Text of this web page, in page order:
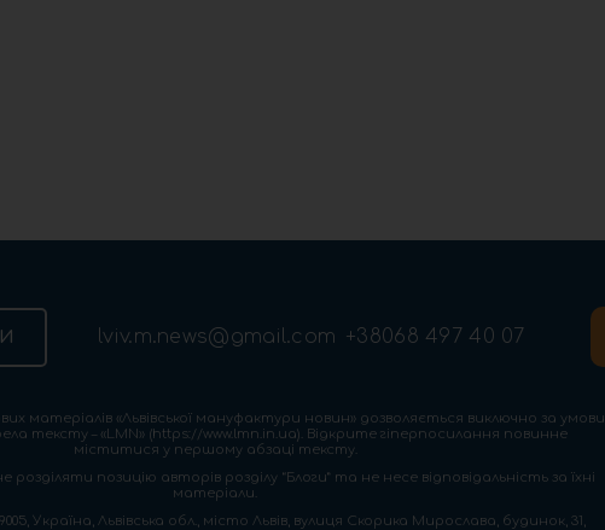
lviv.m.news@gmail.com +38068 497 40 07
матеріалів «Львівської мануфактури новин» дозволяється виключно за умови
тексту – «LMN» (https://www.lmn.in.ua). Відкрите гіперпосилання повинне
міститися у першому абзаці тексту.
розділяти позицію авторів розділу “Блоги” та не несе відповідальність за їхні
матеріали.
Україна, Львівська обл., місто Львів, вулиця Скорика Мирослава, будинок, 31,